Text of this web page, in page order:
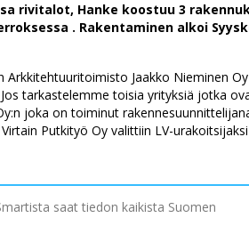
rivitalot, Hanke koostuu 3
. Rakentaminen alkoi
Jaakko Nieminen Oy
tarkastelemme toisia yrityksiä jotka
joka on toiminut
Putkityö Oy valittiin LV-
saat tiedon kaikista Suomen